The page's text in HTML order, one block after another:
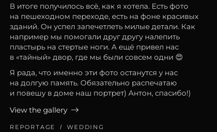
В итоге получилось всё, как я хотела. Есть фото
на пешеходном переходе, есть на фоне красивых
зданий. Он успел запечетлеть милые детали. Как
например мы помогали друг другу налепить
пластырь на стертые ноги. А ещё привел нас
в «тайный» двор, где мы были совсем одни 😍
Я рада, что именно эти фото останутся у нас
на долгую память. Обязательно распечатаю
и повешу в доме наш портрет) Антон, спасибо!)
View the gallery
REPORTAGE WEDDING